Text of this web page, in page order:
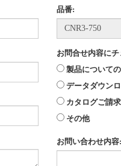
品番:
お問合せ内容に
製品について
データダウン
カタログご請求
その他
お問い合わせ内容: